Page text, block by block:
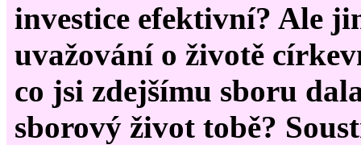
investice efektivní? Ale
uvažování o životě
co jsi zdejšímu sboru
sborový život tobě?